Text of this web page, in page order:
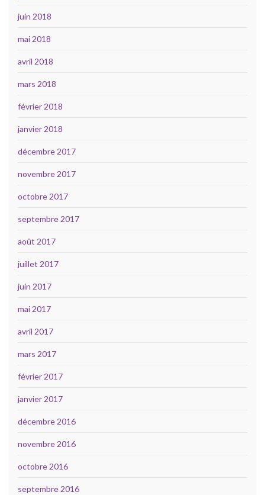
juin 2018
mai 2018
avril 2018
mars 2018
février 2018
janvier 2018
décembre 2017
novembre 2017
octobre 2017
septembre 2017
août 2017
juillet 2017
juin 2017
mai 2017
avril 2017
mars 2017
février 2017
janvier 2017
décembre 2016
novembre 2016
octobre 2016
septembre 2016